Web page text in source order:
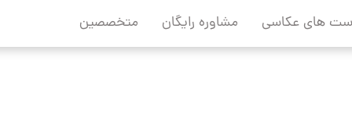
های عکاسی مشاوره رایگان متخصصین